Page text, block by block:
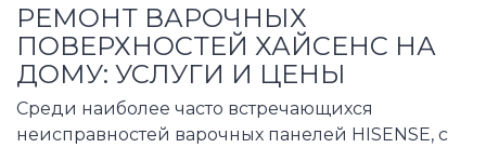
РЕМОНТ ВАРОЧНЫХ
ПОВЕРХНОСТЕЙ ХАЙСЕНС НА
ДОМУ: УСЛУГИ И ЦЕНЫ
Среди наиболее часто встречающихся
неисправностей варочных панелей HISENSE, с